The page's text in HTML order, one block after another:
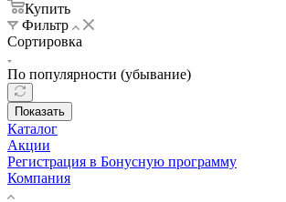
Купить
Фильтр
Сортировка
По популярности (убывание)
Показать
Каталог
Акции
Регистрация в Бонусную программу
Компания